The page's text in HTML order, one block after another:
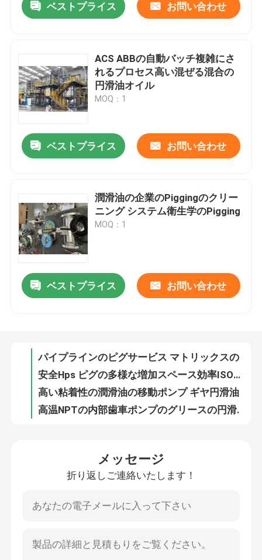
家
プロダクト
ビデオ
工場旅行
品質管理
ベストプライス お問い合わせ
ACS ABBの自動バッチ複雑にさ
れるプロセス高い混ぜる混合の
円滑油オイル
MOQ：1
ベストプライス お問い合わせ
潤滑油の企業のPiggingのクリー
ニング システム衛生学のPigging
MOQ：1
ベストプライス お問い合わせ
パイプラインのピグサービス マトリックスの多様なパイプラインのPiggable多岐管
小さい飲料のためのパイプラインによって滑る解決の同時メーターで計る混合
同時円滑油オイルの混合の植物を混ぜる潤滑油
DCSは同時メーターで計る混合の同時メーターで計られた混合機を作動させた
環境の友好的な円滑油の混合の潤滑油の混合機の高い効率
メッセージ
折り返しご連絡いたします！